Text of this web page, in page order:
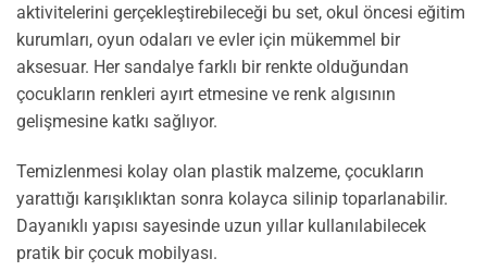
aktivitelerini gerçekleştirebileceği bu set, okul öncesi eğitim
kurumları, oyun odaları ve evler için mükemmel bir
aksesuar. Her sandalye farklı bir renkte olduğundan
çocukların renkleri ayırt etmesine ve renk algısının
gelişmesine katkı sağlıyor.
Temizlenmesi kolay olan plastik malzeme, çocukların
yarattığı karışıklıktan sonra kolayca silinip toparlanabilir.
Dayanıklı yapısı sayesinde uzun yıllar kullanılabilecek
pratik bir çocuk mobilyası.